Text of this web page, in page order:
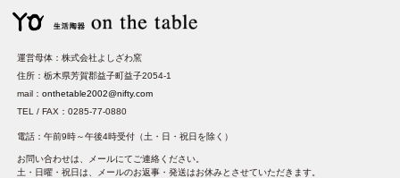
運営母体：株式会社よしざわ窯
住所：栃木県芳賀郡益子町益子2054-1
mail：onthetable2002@nifty.com
TEL / FAX：0285-77-0880
電話：午前9時～午後4時受付（土・日・祝日を除く）
お問い合わせは、メールにてご連絡ください。
土・日曜・祝日は、メールのお返事・発送はお休みとさせていただきます。